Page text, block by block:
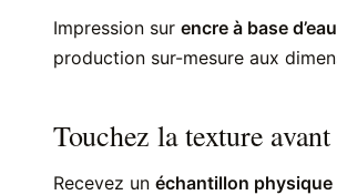
Impression sur encre à base d’eau
production sur-mesure aux
Touchez la texture
Recevez un échantillon physique